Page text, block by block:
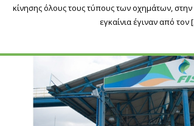
κίνησης όλους τους τύπους των οχημάτων,
εγκαίνια έγιναν από τον